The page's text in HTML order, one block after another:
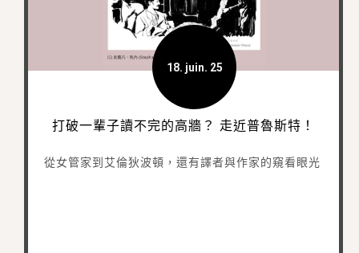
18. juin. 25
打破一輩子讀不完的高牆？ 走近普魯斯特！
從女管家到艾倫狄波頓，還有譯者與作家的窺看眼光